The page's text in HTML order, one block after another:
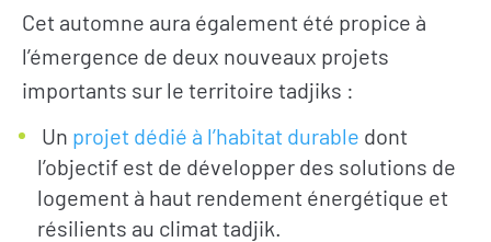
RECRUTEMENT
Cet automne aura également été propice à
l’émergence de deux nouveaux projets
importants sur le territoire tadjiks :
Un projet dédié à l’habitat durable dont
l’objectif est de développer des solutions de
logement à haut rendement énergétique et
résilients au climat tadjik.